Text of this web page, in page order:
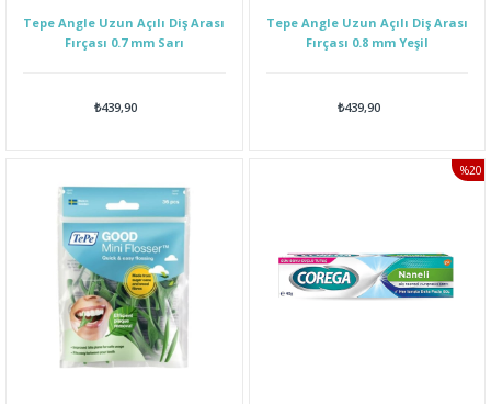
Tepe Angle Uzun Açılı Diş Arası
Fırçası 0.7 mm Sarı
₺439,90
Tepe Angle Uzun Açılı Diş Arası
Fırçası 0.8 mm Yeşil
₺439,90
%20